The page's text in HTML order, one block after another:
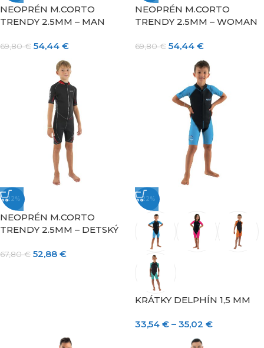
NEOPRÉN M.CORTO
TRENDY 2.5MM – MAN
69,80€ 54,44 €
NEOPRÉN M.CORTO
TRENDY 2.5MM – WOMAN
69,80€ 54,44 €
-22%
NEOPRÉN M.CORTO
TRENDY 2.5MM – DETSKÝ
67,80€ 52,88 €
-22%
KRÁTKY DELPHÍN 1,5 MM
33,54 € – 35,02 €